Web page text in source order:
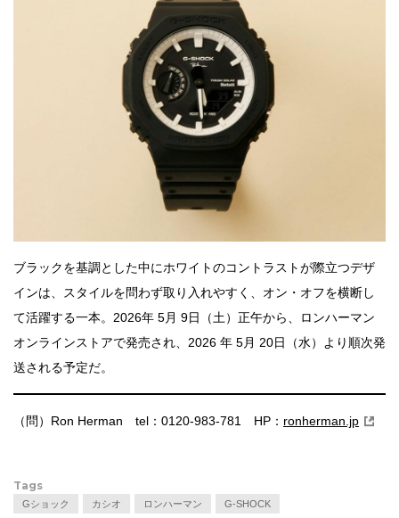
ブラックを基調とした中にホワイトのコントラストが際立つデザ
インは、スタイルを問わず取り入れやすく、オン・オフを横断し
て活躍する一本。2026年 5月 9日（土）正午から、ロンハーマン
オンラインストアで発売され、2026 年 5月 20日（水）より順次発
送される予定だ。
（問）Ron Herman tel：0120-983-781 HP： ronherman.jp
Tags
Gショック カシオ ロンハーマン G-SHOCK